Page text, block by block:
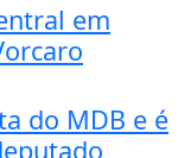
em
do MDB e é